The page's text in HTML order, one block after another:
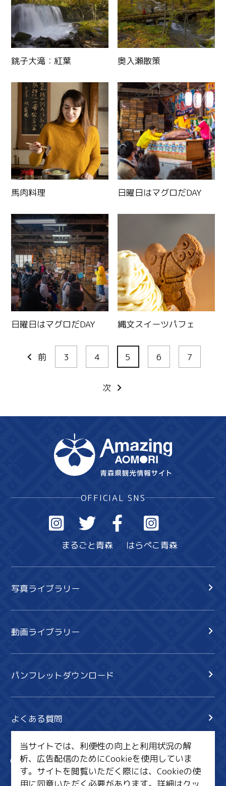
銚子大滝：紅葉 奥入瀬散策
馬肉料理 日曜日はマグロだDAY
日曜日はマグロだDAY 縄文スイーツパフェ
前 3 4 5 6 7
次
OFFICIAL SNS
まるごと青森 はらぺこ青森
写真ライブラリー
動画ライブラリー
パンフレットダウンロード
よくある質問
サイト内検索
共有
行きたいリスト
当サイトでは、利便性の向上と利用状況の解
析、広告配信のためにCookieを使用していま
す。サイトを閲覧いただく際には、Cookieの使
用に同意いただく必要があります。詳細はクッ